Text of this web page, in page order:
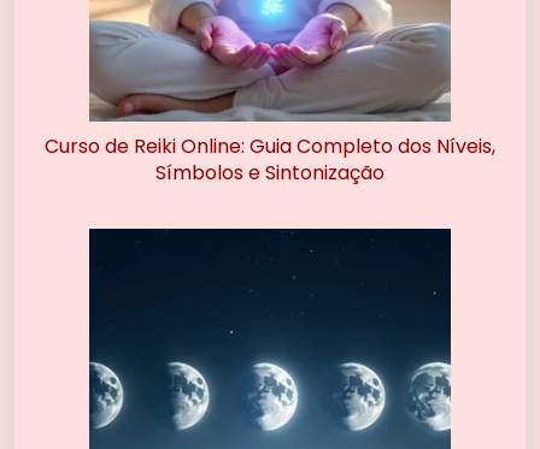
Curso de Reiki Online: Guia Completo dos Níveis,
Símbolos e Sintonização